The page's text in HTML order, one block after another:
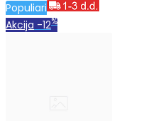
Populiari
Akcija -12%